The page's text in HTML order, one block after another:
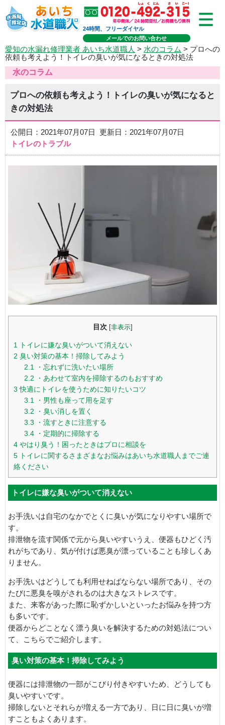
24時間、フリーダイヤル
メールでのお問い合わせ
愛知の水漏れ修理業者 あいち水道職人 > 水のコラム > プロへの
依頼も考えよう！トイレの臭いが気になるときの対処法
水のコラム
プロへの依頼も考えよう！トイレの臭いが気になると
きの対処法
公開日：2021年07月07日 更新日：2021年07月07日
トイレのトラブル
目次 非表示]
1
トイレに嫌な臭いがついて消えない
2 臭い対策の基本！掃除してみよう
2.1
・忘れずに洗いたい場所
2.2 ・あわせて室内を掃除するのもおすすめ
3 快適にトイレを使うために知りたいコツ
3.1
・男性も座って用を足す
3.2 ・臭い消しを置く
3.3 ・流すときに注意する
3.4・定期的に掃除する
4 やはり臭う！困ったときはプロに相談を
5 トイレに関するさまざまなお悩みはあいち水道職人までご連
絡ください
トイレに嫌な臭いがついて消えない
お手洗いは自宅のなかでとくに臭いが気になりやすい場所で
す。
排泄物を流す関係で元から臭いやすいうえ、便器もひどく汚
れがちであり、気が付けば悪臭が漂っていることも珍しくあ
りません。
お手洗いはどうしても利用せねばならない場所であり、その
たびに悪臭を嗅がされるのは大きなストレスです。
また、来客があった際に恥ずかしいといったお悩みを持つ方
も多いです。
便器からどことなく漂う臭いを解決するための対処法につい
て、こちらでご紹介します。
臭い対策の基本！掃除してみよう
便器には排泄物の一部がこびり付きやすいため、どうしても
臭いやすいです。
掃除しないとそれらが増える一方であり、日に日に臭いが増
すこともよくあります。